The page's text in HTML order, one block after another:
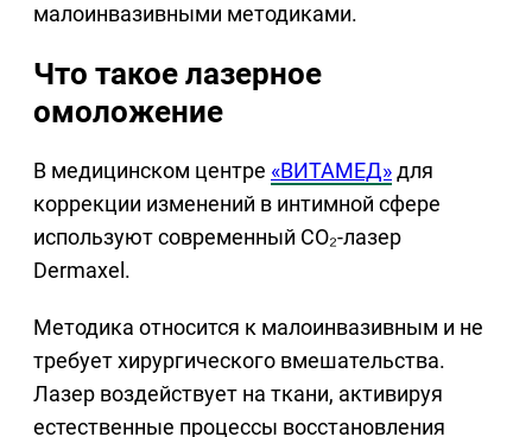
малоинвазивными методиками.
Что такое лазерное
омоложение
В медицинском центре «ВИТАМЕД»для
коррекции изменений в интимной сфере
используют современный CO₂-лазер
Dermaxel.
Методика относится к малоинвазивным и не
требует хирургического вмешательства.
Лазер воздействует на ткани, активируя
естественные процессы восстановления